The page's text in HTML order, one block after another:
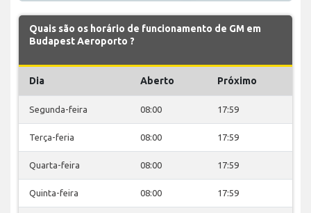
Quais são os horário de funcionamento de GM em
Budapest Aeroporto ?
Dia Aberto Próximo
Segunda-feira 08:00 17:59
Terça-feria 08:00 17:59
Quarta-feira 08:00 17:59
Quinta-feira 08:00 17:59